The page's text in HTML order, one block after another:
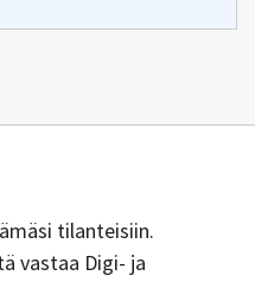
tilanteisiin.
vastaa Digi- ja